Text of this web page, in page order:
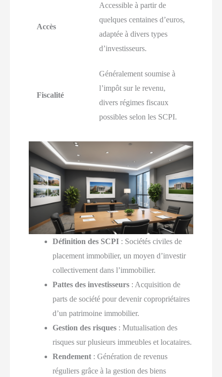
Accès
Accessible à partir de
quelques centaines d’euros,
adaptée à divers types
d’investisseurs.
Fiscalité
Généralement soumise à
l’impôt sur le revenu,
divers régimes fiscaux
possibles selon les SCPI.
Définition des SCPI : Sociétés civiles de
placement immobilier, un moyen d’investir
collectivement dans l’immobilier.
Pattes des investisseurs : Acquisition de
parts de société pour devenir copropriétaires
d’un patrimoine immobilier.
Gestion des risques : Mutualisation des
risques sur plusieurs immeubles et locataires.
Rendement : Génération de revenus
réguliers grâce à la gestion des biens